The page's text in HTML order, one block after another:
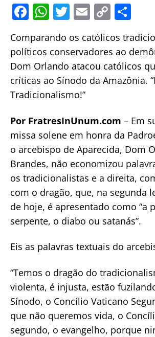
F
c
e
b
o
k
W
at
s
A
p
T
itt
er
E
m
ai
l
C
p
y
Li
h
ar
e
Comparando os católicos
políticos conservadores ao
Dom Orlando atacou católicos
críticas ao Sínodo da Amazônia.
Tradicionalismo!”
Por FratresInUnum.com – Em
missa solene em honra da
o arcebispo de Aparecida, Dom
Brandes, não economizou
os tradicionalistas e a direita,
com o dragão, que, na segunda
de hoje, é apresentado como “a
serpente, o diabo ou satanás”.
Eis as palavras textuais do
“Temos o dragão do
violenta, é injusta, estão
Sínodo, o Concílio Vaticano
que não queremos vida, o
segundo, o evangelho, porque